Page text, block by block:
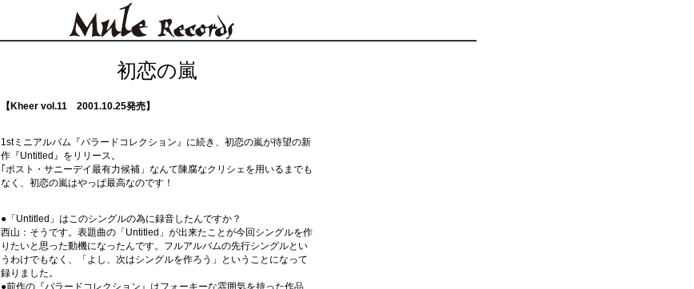
初恋の嵐
【Kheer vol.11 2001.10.25発売】
1stミニアルバム『バラードコレクション』に続き、初恋の嵐が待望の新
作『Untitled』をリリース。
｢ポスト・サニーデイ最有力候補」なんて陳腐なクリシェを用いるまでも
なく、初恋の嵐はやっぱ最高なのです！
●「Untitled」はこのシングルの為に録音したんですか？
西山：そうです。表題曲の「Untitled」が出来たことが今回シングルを作
りたいと思った動機になったんです。フルアルバムの先行シングルとい
うわけでもなく、「よし、次はシングルを作ろう」ということになって
録りました。
●前作の『バラードコレクション』はフォーキーな雰囲気を持った作品